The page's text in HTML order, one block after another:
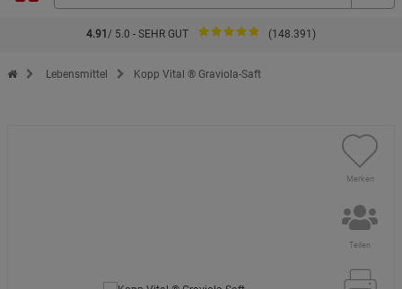
4.91 / 5.0 - SEHR GUT (148.391)
Zur Startseite des Kopp Verlag Online-Shop
Lebensmittel Kopp Vital ® Graviola-Saft
Merken
Teilen